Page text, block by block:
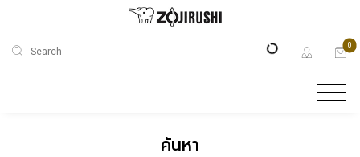
Search
0
ค้นหา